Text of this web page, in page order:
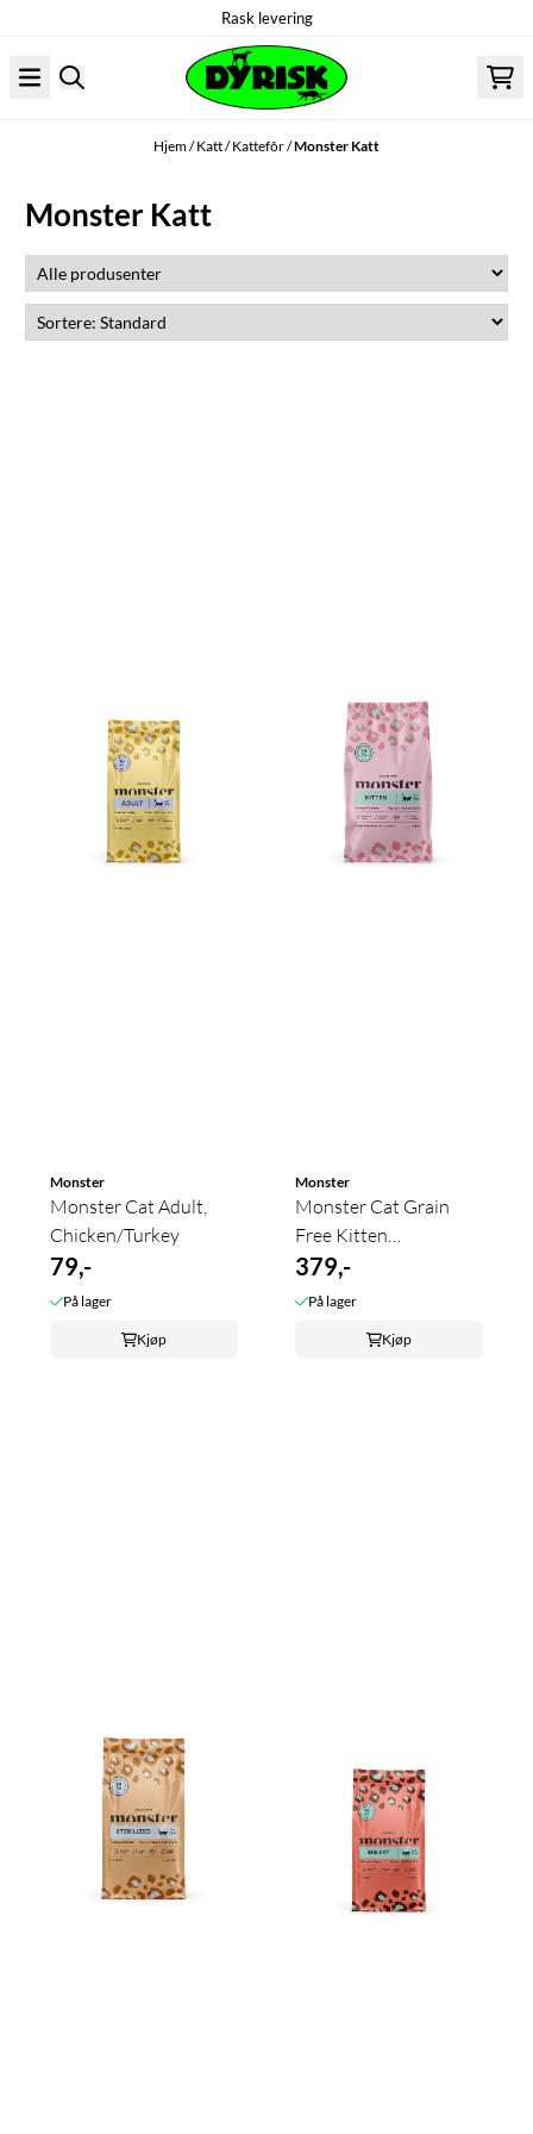
Rask levering
Hjem/Katt/Kattefôr/Monster Katt
Monster Katt
Monster
Monster Cat Adult,
Chicken/Turkey
79,-
På lager
Kjøp
Monster
Monster Cat Grain
Free Kitten
Turkey/Chicken
379,-
På lager
Kjøp